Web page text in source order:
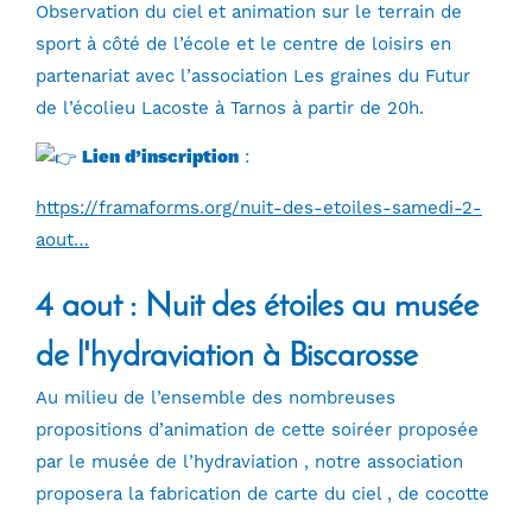
Observation du ciel et animation sur le terrain de
sport à côté de l’école et le centre de loisirs en
partenariat avec l’association Les graines du Futur
de l’écolieu Lacoste à Tarnos à partir de 20h.
Lien d’inscription :
https://framaforms.org/nuit-des-etoiles-samedi-2-
aout…
4 aout : Nuit des étoiles au musée
de l'hydraviation à Biscarosse
Au milieu de l’ensemble des nombreuses
propositions d’animation de cette soiréer proposée
par le musée de l’hydraviation , notre association
proposera la fabrication de carte du ciel , de cocotte